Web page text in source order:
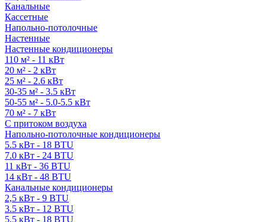
Канальные
Кассетные
Напольно-потолочные
Настенные
Настенные кондиционеры
110 м² - 11 кВт
20 м² - 2 кВт
25 м² - 2.6 кВт
30-35 м² - 3.5 кВт
50-55 м² - 5.0-5.5 кВт
70 м² - 7 кВт
С притоком воздуха
Напольно-потолочные кондиционеры
5.5 кВт - 18 BTU
7.0 кВт - 24 BTU
11 кВт - 36 BTU
14 кВт - 48 BTU
Канальные кондиционеры
2,5 кВт - 9 BTU
3.5 кВт - 12 BTU
5.5 кВт - 18 BTU